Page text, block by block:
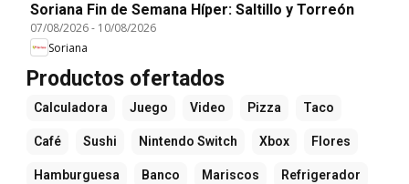
Soriana Fin de Semana Híper: Saltillo y Torreón
07/08/2026- 10/08/2026
Soriana
Productos ofertados
Calculadora Juego Video Pizza Taco
Café Sushi Nintendo Switch Xbox Flores
Hamburguesa Banco Mariscos Refrigerador